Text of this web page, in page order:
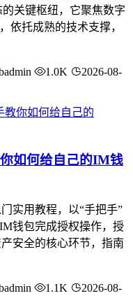
关键枢纽，它聚焦数字
依托成熟的技术支撑，
1.0K
2026-08-
如何给自己的IM钱
实用教程，以“手把手”
钱包完成授权操作，授
安全的核心环节，指南
1.1K
2026-08-